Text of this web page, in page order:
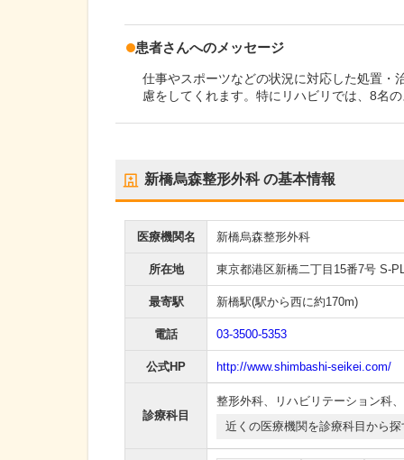
患者さんへのメッセージ
仕事やスポーツなどの状況に対応した処置・
慮をしてくれます。特にリハビリでは、8名
新橋烏森整形外科の基本情報
医療機関名 新橋烏森整形外科
所在地 東京都港区新橋二丁目15番7号 S-
最寄駅 新橋駅(駅から西に約170m)
電話 03-3500-5353
公式HP http://www.shimbashi-seikei.com/
診療科目
整形外科、 リハビリテーション科、
近くの医療機関を診療科目から探